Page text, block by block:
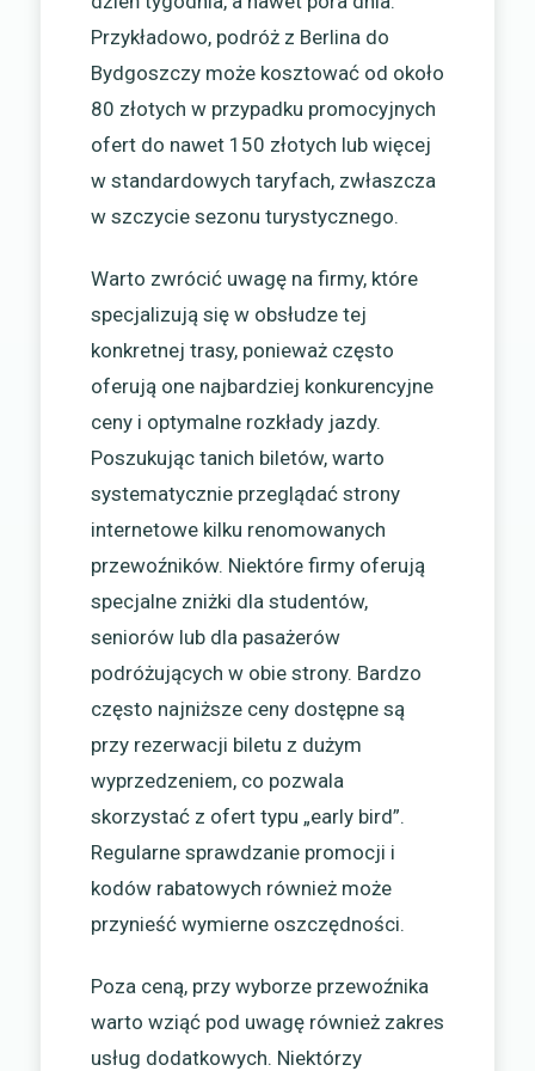
Przykładowo, podróż z Berlina do
Bydgoszczy może kosztować od około
80 złotych w przypadku promocyjnych
ofert do nawet 150 złotych lub więcej
w standardowych taryfach, zwłaszcza
w szczycie sezonu turystycznego.
Warto zwrócić uwagę na firmy, które
specjalizują się w obsłudze tej
konkretnej trasy, ponieważ często
oferują one najbardziej konkurencyjne
ceny i optymalne rozkłady jazdy.
Poszukując tanich biletów, warto
systematycznie przeglądać strony
internetowe kilku renomowanych
przewoźników. Niektóre firmy oferują
specjalne zniżki dla studentów,
seniorów lub dla pasażerów
podróżujących w obie strony. Bardzo
często najniższe ceny dostępne są
przy rezerwacji biletu z dużym
wyprzedzeniem, co pozwala
skorzystać z ofert typu „early bird”.
Regularne sprawdzanie promocji i
kodów rabatowych również może
przynieść wymierne oszczędności.
Poza ceną, przy wyborze przewoźnika
warto wziąć pod uwagę również zakres
usług dodatkowych. Niektórzy